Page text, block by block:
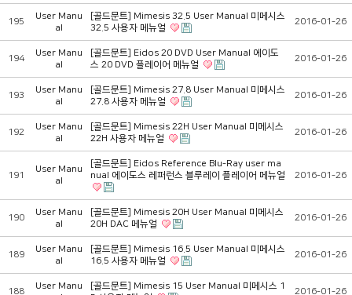
195
User Manu
al
[골드문트] Mimesis 32.5 User Manual 미메시스
32.5 사용자 메뉴얼
2016-01-26
194
User Manu
al
[골드문트] Eidos 20 DVD User Manual 에이도
스 20 DVD 플레이어 메뉴얼
2016-01-26
193
User Manu
al
[골드문트] Mimesis 27.8 User Manual 미메시스
27.8 사용자 메뉴얼
2016-01-26
192
User Manu
al
[골드문트] Mimesis 22H User Manual 미메시스
22H 사용자 메뉴얼
2016-01-26
191
User Manu
al
[골드문트] Eidos Reference Blu-Ray user ma
nual 에이도스 레퍼런스 블루레이 플레이어 메뉴얼
2016-01-26
190
User Manu
al
[골드문트] Mimesis 20H User Manual 미메시스
20H DAC 메뉴얼
2016-01-26
189
User Manu
al
[골드문트] Mimesis 16.5 User Manual 미메시스
16.5 사용자 메뉴얼
2016-01-26
188
User Manu
[골드문트] Mimesis 15 User Manual 미메시스 1
2016-01-26